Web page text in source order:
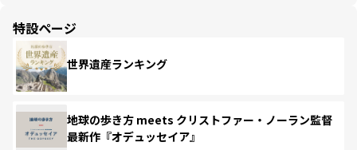
特設ページ
世界遺産ランキング
地球の歩き方 meets クリストファー・ノーラン監督
最新作『オデュッセイア』